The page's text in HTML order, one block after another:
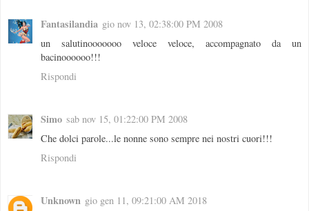
Fantasilandia gio nov 13, 02:38:00 PM 2008
un salutinooooooo veloce veloce, accompagnato da un
bacinoooooo!!!
Rispondi
Simo sab nov 15, 01:22:00 PM 2008
Che dolci parole...le nonne sono sempre nei nostri cuori!!!
Rispondi
Unknown gio gen 11, 09:21:00 AM 2018